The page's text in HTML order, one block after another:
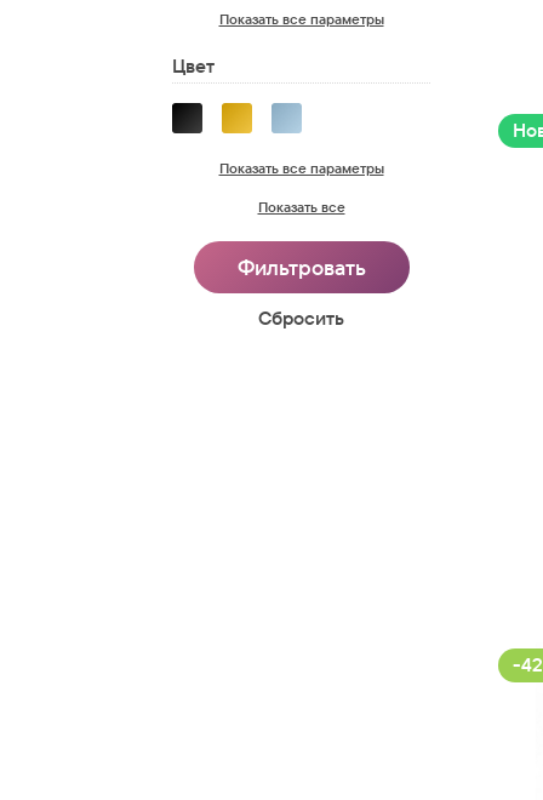
Показать все параметры
Цвет
Показать все параметры
Показать все
Cбросить
-